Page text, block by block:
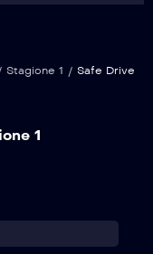
Stagione 1 / Safe Drive
1